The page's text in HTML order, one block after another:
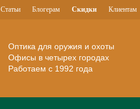
Оптика для оружия и охоты
Офисы в четырех городах
Работаем с 1992 года
Статьи Блогерам Скидки Клиентам